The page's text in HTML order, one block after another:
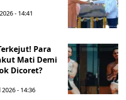
- 14:41
Para
Mati Demi
Dicoret?
2026 - 14:36